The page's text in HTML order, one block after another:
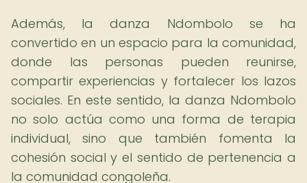
Además, la danza Ndombolo se ha
convertido en un espacio para la comunidad,
donde las personas pueden reunirse,
compartir experiencias y fortalecer los lazos
sociales. En este sentido, la danza Ndombolo
no solo actúa como una forma de terapia
individual, sino que también fomenta la
cohesión social y el sentido de pertenencia a
la comunidad congoleña.